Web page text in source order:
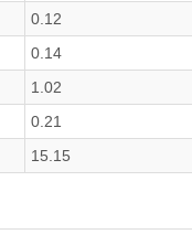
0.12
0.14
1.02
0.21
15.15